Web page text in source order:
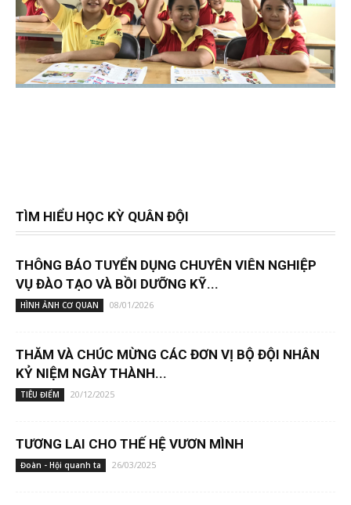
TÌM HIỂU HỌC KỲ QUÂN ĐỘI
THÔNG BÁO TUYỂN DỤNG CHUYÊN VIÊN NGHIỆP
VỤ ĐÀO TẠO VÀ BỒI DƯỠNG KỸ...
HÌNH ẢNH CƠ QUAN 08/01/2026
THĂM VÀ CHÚC MỪNG CÁC ĐƠN VỊ BỘ ĐỘI NHÂN
KỶ NIỆM NGÀY THÀNH...
TIÊU ĐIỂM 20/12/2025
TƯƠNG LAI CHO THẾ HỆ VƯƠN MÌNH
Đoàn - Hội quanh ta 26/03/2025